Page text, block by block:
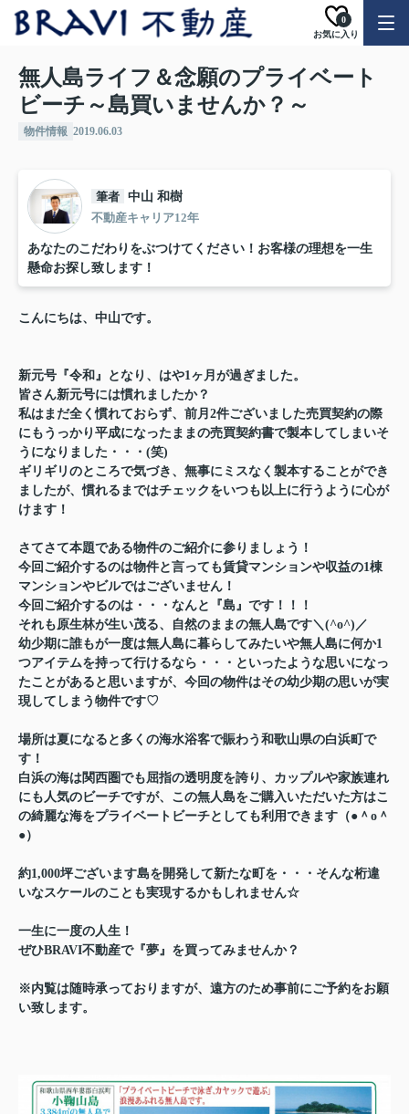
お気に入り
0
無人島ライフ＆念願のプライベート
ビーチ～島買いませんか？～
物件情報 2019.06.03
筆者 中山 和樹
不動産キャリア12年
あなたのこだわりをぶつけてください！お客様の理想を一生
懸命お探し致します！
こんにちは、中山です。
新元号『令和』となり、はや1ヶ月が過ぎました。
皆さん新元号には慣れましたか？
私はまだ全く慣れておらず、前月2件ございました売買契約の際
にもうっかり平成になったままの売買契約書で製本してしまいそ
うになりました・・・(笑)
ギリギリのところで気づき、無事にミスなく製本することができ
ましたが、慣れるまではチェックをいつも以上に行うように心が
けます！
さてさて本題である物件のご紹介に参りましょう！
今回ご紹介するのは物件と言っても賃貸マンションや収益の1棟
マンションやビルではございません！
今回ご紹介するのは・・・なんと『島』です！！！
それも原生林が生い茂る、自然のままの無人島です＼(^o^)／
幼少期に誰もが一度は無人島に暮らしてみたいや無人島に何か1
つアイテムを持って行けるなら・・・といったような思いになっ
たことがあると思いますが、今回の物件はその幼少期の思いが実
現してしまう物件です♡
場所は夏になると多くの海水浴客で賑わう和歌山県の白浜町で
す！
白浜の海は関西圏でも屈指の透明度を誇り、カップルや家族連れ
にも人気のビーチですが、この無人島をご購入いただいた方はこ
の綺麗な海をプライベートビーチとしても利用できます（●＾o＾
●）
約1,000坪ございます島を開発して新たな町を・・・そんな桁違
いなスケールのことも実現するかもしれません☆
一生に一度の人生！
ぜひBRAVI不動産で『夢』を買ってみませんか？
※内覧は随時承っておりますが、遠方のため事前にご予約をお願
い致します。